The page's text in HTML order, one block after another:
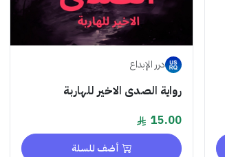
درر الإبداع
رواية الصدى الاخير للهاربة
15.00
أضف للسلة